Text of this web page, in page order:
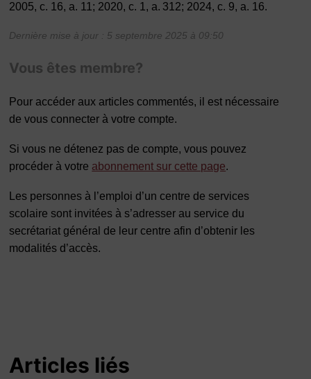
2005, c. 16, a. 11; 2020, c. 1, a. 312; 2024, c. 9, a. 16.
Dernière mise à jour : 5 septembre 2025 à 09:50
Vous êtes membre?
Pour accéder aux articles commentés, il est nécessaire
de vous connecter à votre compte.
Si vous ne détenez pas de compte, vous pouvez
procéder à votre abonnement sur cette page.
Les personnes à l’emploi d’un centre de services
scolaire sont invitées à s’adresser au service du
secrétariat général de leur centre afin d’obtenir les
modalités d’accès.
Articles liés